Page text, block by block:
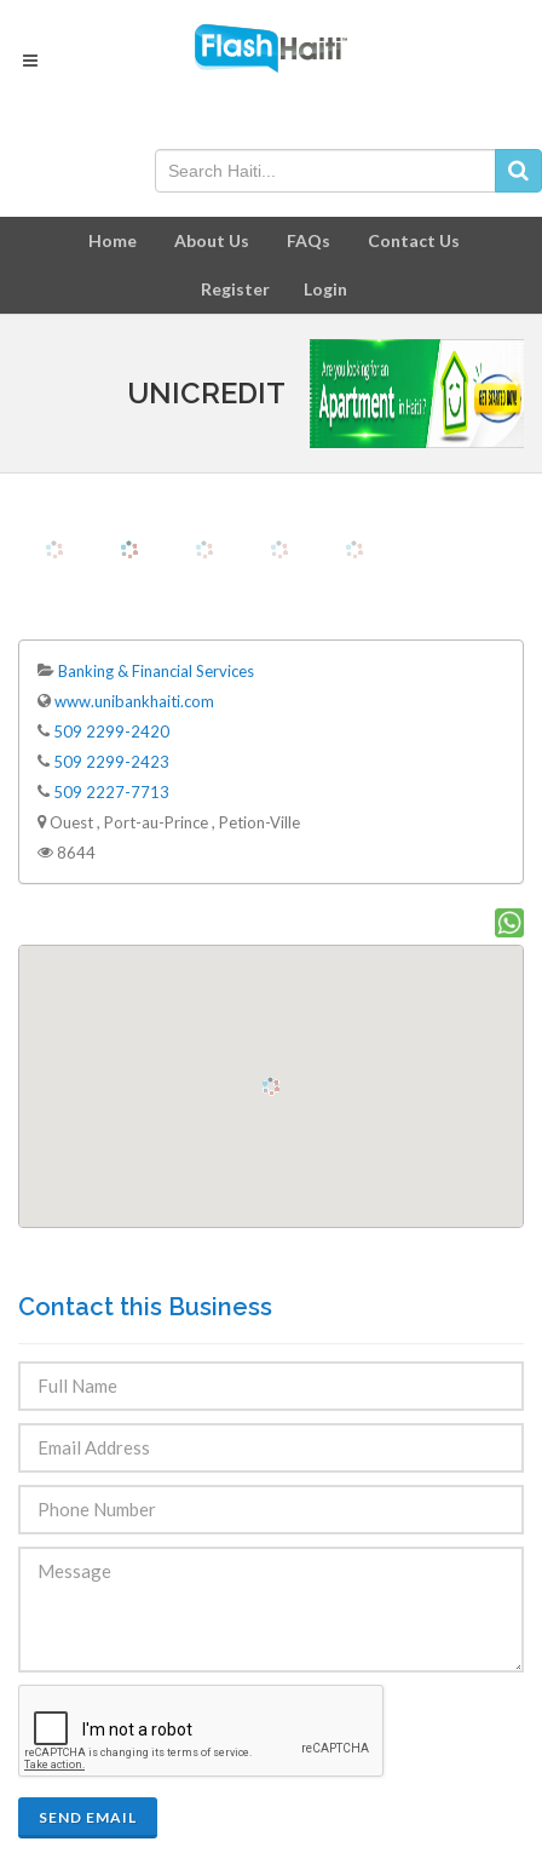
Home About Us FAQs Contact Us
Register Login
UNICREDIT
Banking & Financial Services
www.unibankhaiti.com
509 2299-2420
509 2299-2423
509 2227-7713
Ouest , Port-au-Prince , Petion-Ville
8644
Contact this Business
SEND EMAIL